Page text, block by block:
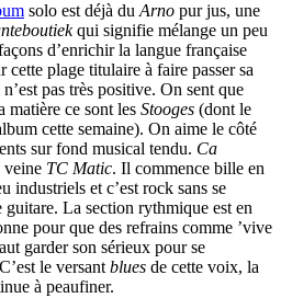
solo est déjà du Arno pur jus, une
qui signifie mélange un peu
d’enrichir la langue française
cette plage titulaire à faire passer sa
pas très positive. On sent que
matière ce sont les Stooges (dont le
cette semaine). On aime le côté
sur fond musical tendu. Ca
veine TC Matic. Il commence bille en
industriels et c’est rock sans se
guitare. La section rythmique est en
pour que des refrains comme ’vive
garder son sérieux pour se
le versant blues de cette voix, la
à peaufiner.